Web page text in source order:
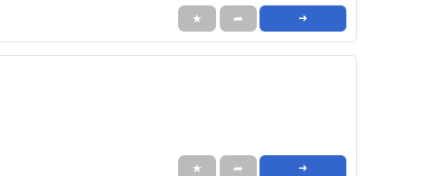
★ ➦ ➜
★ ➦ ➜